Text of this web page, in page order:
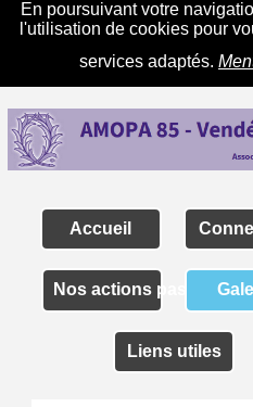
En poursuivant votre
l'utilisation de cookies pour
services adaptés.
Accueil
Nos actions passées
Liens utiles